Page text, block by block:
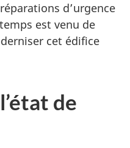
d’urgence
est venu de
cet édifice
de